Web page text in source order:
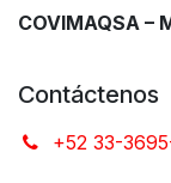
COVIMAQSA –
Contáctenos
+52 33-